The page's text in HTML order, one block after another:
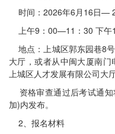
时间：2026年6月16日—
上午9：00—11：30 下午
地点：上城区郭东园巷8
大厅，或者从中闽大厦南
上城区人才发展有限公司大厅
资格审查通过后考试通知
加)内发布。
2、报名材料